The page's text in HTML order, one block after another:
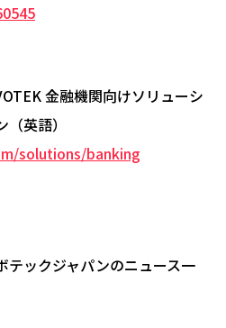
金融機関向けソリューシ
（英語）
solutions/banking
テックジャパンのニュース一